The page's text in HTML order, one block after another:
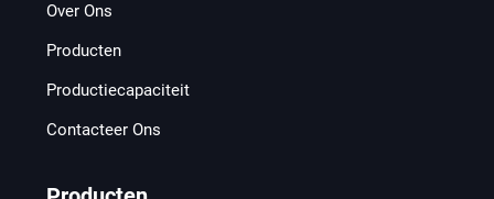
Over Ons
Producten
Productiecapaciteit
Contacteer Ons